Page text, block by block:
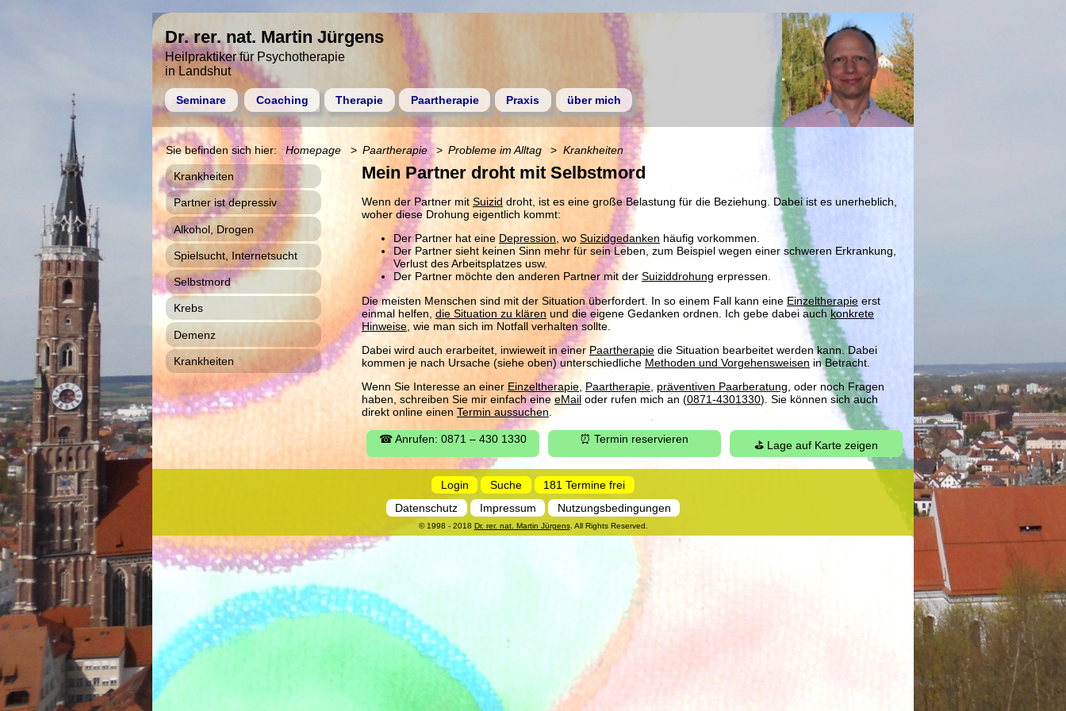
Dr. rer. nat. Martin Jürgens
Heilpraktiker für Psychotherapie
in Landshut
Seminare Coaching Therapie Paartherapie Praxis über mich
Mein Partner droht mit Selbstmord
Wenn der Partner mit Suizid droht, ist es eine große Belastung für die Beziehung. Dabei ist es unerheblich,
woher diese Drohung eigentlich kommt:
Der Partner hat eine Depression , wo Suizidgedanken häufig vorkommen.
Der Partner sieht keinen Sinn mehr für sein Leben, zum Beispiel wegen einer schweren Erkrankung,
Verlust des Arbeitsplatzes usw.
Der Partner möchte den anderen Partner mit der Suiziddrohung erpressen.
Die meisten Menschen sind mit der Situation überfordert. In so einem Fall kann eine Einzeltherapie erst
einmal helfen,die Situation zu klären und die eigene Gedanken ordnen. Ich gebe dabei auch konkrete
Hinweise , wie man sich im Notfall verhalten sollte.
Dabei wird auch erarbeitet, inwieweit in einer Paartherapie die Situation bearbeitet werden kann. Dabei
kommen je nach Ursache (siehe oben) unterschiedliche Methoden und Vorgehensweisen in Betracht.
Wenn Sie Interesse an einer Einzeltherapie, Paartherapie, präventiven Paarberatung, oder noch Fragen
haben, schreiben Sie mir einfach eine eMail oder rufen mich an (0871-4301330). Sie können sich auch
direkt online einen Termin aussuchen.
☎ Anrufen: 0871 – 430 1330 ⏰ Termin reservieren ⛳ Lage auf Karte zeigen
Homepage Paartherapie Probleme im Alltag Krankheiten
Krankheiten
Partner ist depressiv
Alkohol, Drogen
Spielsucht, Internetsucht
Selbstmord
Krebs
Demenz
Krankheiten
Login Suche
181 Termine frei
Datenschutz
Impressum Nutzungsbedingungen
© 1998 - 2018 Dr. rer. nat. Martin Jürgens. All Rights Reserved.